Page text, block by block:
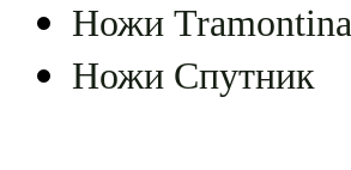
Ножи Tramontina
Ножи Спутник